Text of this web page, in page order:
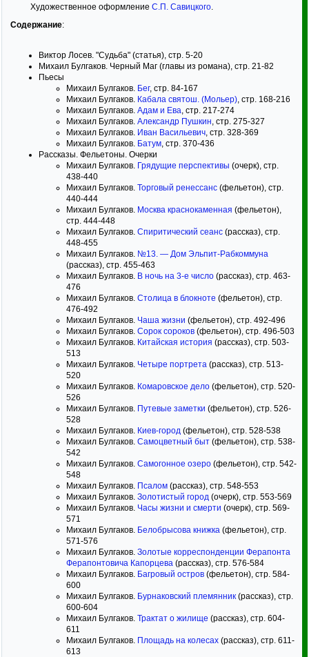
Художественное оформление С.П. Савицкого.
Содержание:
Виктор Лосев. "Судьба" (статья), стр. 5-20
Михаил Булгаков. Черный Маг (главы из романа), стр. 21-82
Пьесы
Михаил Булгаков. Бег, стр. 84-167
Михаил Булгаков. Кабала святош. (Мольер), стр. 168-216
Михаил Булгаков. Адам и Ева, стр. 217-274
Михаил Булгаков. Александр Пушкин, стр. 275-327
Михаил Булгаков. Иван Васильевич, стр. 328-369
Михаил Булгаков. Батум, стр. 370-436
Рассказы. Фельетоны. Очерки
Михаил Булгаков. Грядущие перспективы (очерк), стр.
438-440
Михаил Булгаков. Торговый ренессанс (фельетон), стр.
440-444
Михаил Булгаков. Москва краснокаменная (фельетон),
стр. 444-448
Михаил Булгаков. Спиритический сеанс (рассказ), стр.
448-455
Михаил Булгаков. №13. — Дом Эльпит-Рабкоммуна
(рассказ), стр. 455-463
Михаил Булгаков. В ночь на 3-е число (рассказ), стр. 463-
476
Михаил Булгаков. Столица в блокноте (фельетон), стр.
476-492
Михаил Булгаков. Чаша жизни (фельетон), стр. 492-496
Михаил Булгаков. Сорок сороков (фельетон), стр. 496-503
Михаил Булгаков. Китайская история (рассказ), стр. 503-
513
Михаил Булгаков. Четыре портрета (рассказ), стр. 513-
520
Михаил Булгаков. Комаровское дело (фельетон), стр. 520-
526
Михаил Булгаков. Путевые заметки (фельетон), стр. 526-
528
Михаил Булгаков. Киев-город (фельетон), стр. 528-538
Михаил Булгаков. Самоцветный быт (фельетон), стр. 538-
542
Михаил Булгаков. Самогонное озеро (фельетон), стр. 542-
548
Михаил Булгаков. Псалом (рассказ), стр. 548-553
Михаил Булгаков. Золотистый город (очерк), стр. 553-569
Михаил Булгаков. Часы жизни и смерти (очерк), стр. 569-
571
Михаил Булгаков. Белобрысова книжка (фельетон), стр.
571-576
Михаил Булгаков. Золотые корреспонденции Ферапонта
Ферапонтовича Капорцева (рассказ), стр. 576-584
Михаил Булгаков. Багровый остров (фельетон), стр. 584-
600
Михаил Булгаков. Бурнаковский племянник (рассказ), стр.
600-604
Михаил Булгаков. Трактат о жилище (рассказ), стр. 604-
611
Михаил Булгаков. Площадь на колесах (рассказ), стр. 611-
613